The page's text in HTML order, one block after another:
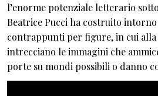
l’enorme potenziale letterario
Beatrice Pucci ha costruito
contrappunti per figure, in cui alla
intrecciano le immagini che
porte su mondi possibili o danno